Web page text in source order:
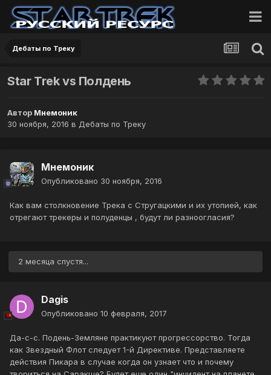
Дебаты по Треку
Star Trek vs Полдень
Автор Мнемоник
30 ноября, 2016 в Дебаты по Треку
Мнемоник
Опубликовано 30 ноября, 2016
Как вам столкновение Трека с Стругацкими и их утопией, как
отрегают трекеры и полуденцы , будут ли разноогласия?
2 месяца спустя...
Dagis
Опубликовано 10 февраля, 2017
Да-с-с. Подень-Земляне практикуют прогрессорство. Тогда
как Звездный Флот следует 1-й Директиве. Представляете
действия Пикара в случае когда он узнает что и почему